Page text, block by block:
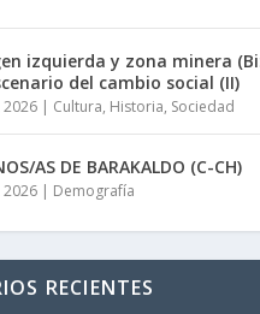
izquierda y zona minera
del cambio social (II)
2026 | Cultura, Historia, Sociedad
AS DE BARAKALDO (C-CH)
2026 | Demografía
RECIENTES